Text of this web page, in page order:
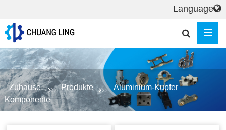
Zuhause Produkte
Aluminium-Kupfer
Komponente
Language